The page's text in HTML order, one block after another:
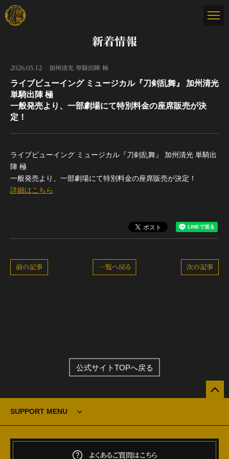
新着情報
2026.05.12 加州清光 単騎出陣 極
ライブビューイング ミュージカル『刀剣乱舞』 加州清光
単騎出陣 極
一般発売より、一部劇場にて特別料金の座席販売が決
定！
ライブビューイング ミュージカル『刀剣乱舞』 加州清光 単騎出
陣 極
一般発売より、一部劇場にて特別料金の座席販売が決定！
詳細はこちら
次の記事
一覧へ戻る
前の記事
公式サイトTOPへ戻る
SUPPORT MENU
よくあるご質問はこちら